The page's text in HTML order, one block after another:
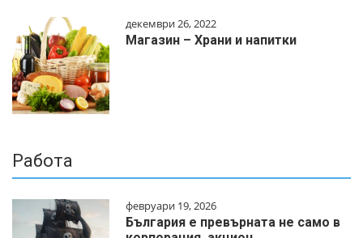
декември 26, 2022
Магазин – Храни и напитки
Работа
февруари 19, 2026
България е превърната не само в